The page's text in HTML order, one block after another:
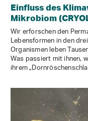
Einfluss des
Mikrobiom
Wir erforschen den
Lebensformen in den
Organismen leben
Was passiert mit ihnen,
ihrem